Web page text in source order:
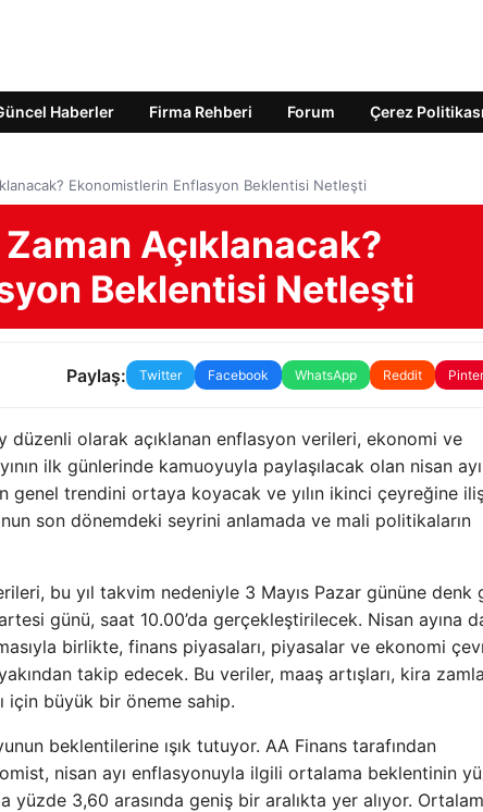
Haberler Firma Rehberi Forum Çerez Politikası
Ekonomistlerin Enflasyon Beklentisi Netleşti
Açıklanacak?
Beklentisi Netleşti
Paylaş: Twitter Facebook WhatsApp Reddit
düzenli olarak açıklanan enflasyon verileri, ekonomi ve
ilk günlerinde kamuoyuyla paylaşılacak olan nisan ayı
trendini ortaya koyacak ve yılın ikinci çeyreğine
son dönemdeki seyrini anlamada ve mali politikaların
bu yıl takvim nedeniyle 3 Mayıs Pazar gününe denk
günü, saat 10.00’da gerçekleştirilecek. Nisan ayına
birlikte, finans piyasaları, piyasalar ve ekonomi
takip edecek. Bu veriler, maaş artışları, kira
için büyük bir öneme sahip.
beklentilerine ışık tutuyor. AA Finans tarafından
nisan ayı enflasyonuyla ilgili ortalama beklentinin
3,60 arasında geniş bir aralıkta yer alıyor.